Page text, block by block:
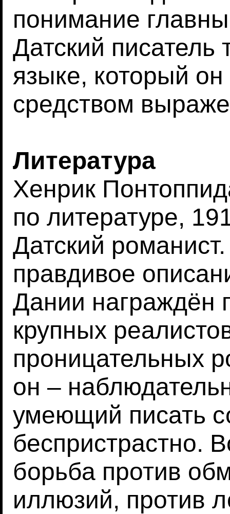
понимание
Датский
языке, который
средством
Литература
Хенрик
по литературе,
Датский
правдивое
Дании награждён
крупных
проницательных
он –
умеющий писать
беспристрастно.
борьба против
иллюзий, против